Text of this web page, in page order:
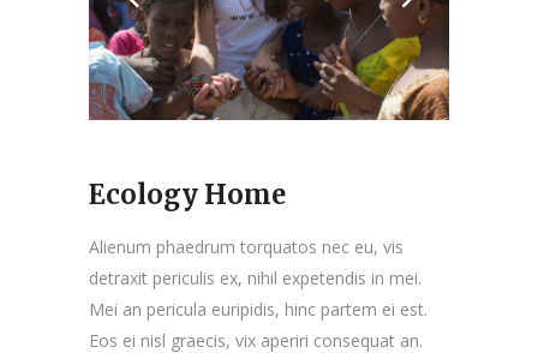
Ecology Home
Alienum phaedrum torquatos nec eu, vis
detraxit periculis ex, nihil expetendis in mei.
Mei an pericula euripidis, hinc partem ei est.
Eos ei nisl graecis, vix aperiri consequat an.